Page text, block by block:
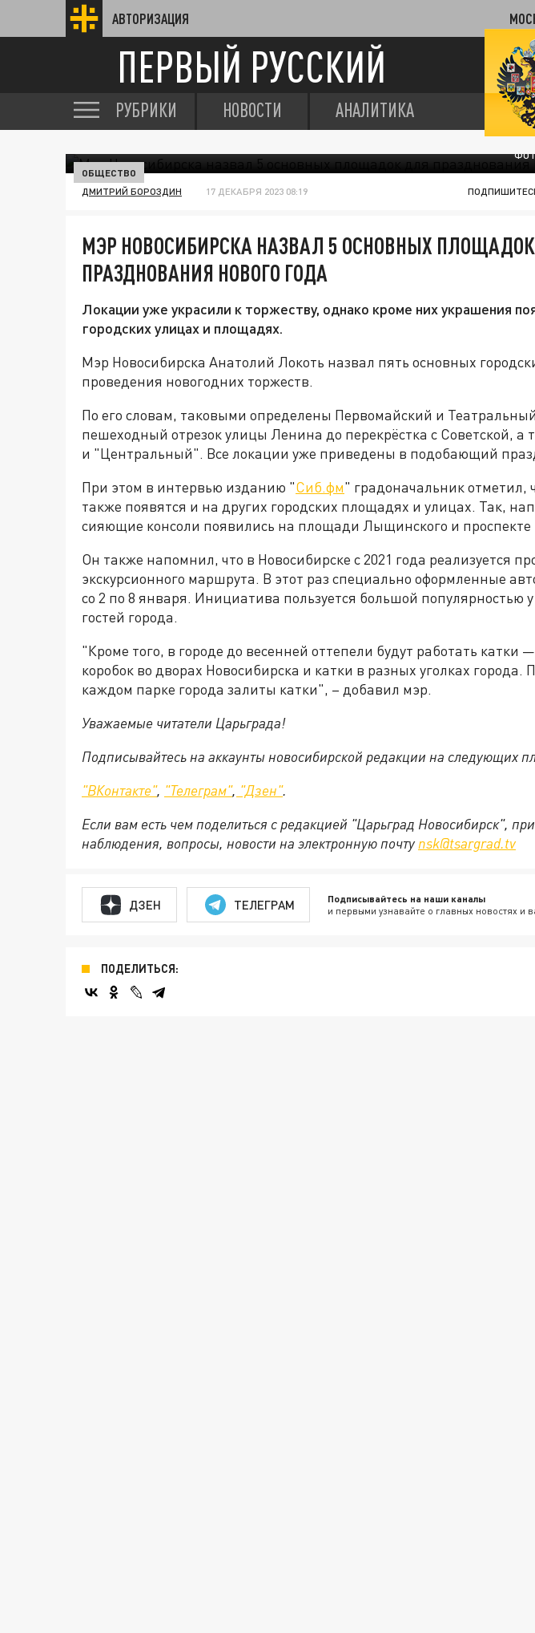
АВТОРИЗАЦИЯ
ПЕРВЫЙ РУССКИЙ
РУБРИКИ НОВОСТИ АНАЛИТИКА
ОБЩЕСТВО
ДМИТРИЙ БОРОЗДИН 17 ДЕКАБРЯ 2023 08:19
МЭР НОВОСИБИРСКА НАЗВАЛ 5 ОСНОВНЫХ
ПРАЗДНОВАНИЯ НОВОГО ГОДА
Локации уже украсили к торжеству, однако кроме них украшения
городских улицах и площадях.
Мэр Новосибирска Анатолий Локоть назвал пять основных
проведения новогодних торжеств.
По его словам, таковыми определены Первомайский и
пешеходный отрезок улицы Ленина до перекрёстка с Советской, а
и "Центральный". Все локации уже приведены в подобающий
При этом в интервью изданию "Сиб.фм" градоначальник отметил,
также появятся и на других городских площадях и улицах. Так,
сияющие консоли появились на площади Лыщинского и проспекте
Он также напомнил, что в Новосибирске с 2021 года реализуется
экскурсионного маршрута. В этот раз специально оформленные
со 2 по 8 января. Инициатива пользуется большой популярностью
гостей города.
"Кроме того, в городе до весенней оттепели будут работать катки
коробок во дворах Новосибирска и катки в разных уголках города.
каждом парке города залиты катки", – добавил мэр.
Уважаемые читатели Царьграда!
Подписывайтесь на аккаунты новосибирской редакции на следующих
"ВКонтакте", "Телеграм", "Дзен".
Если вам есть чем поделиться с редакцией "Царьград Новосибирск",
наблюдения, вопросы, новости на электронную почту nsk@tsargrad.tv
ДЗЕН ТЕЛЕГРАМ Подписывайтесь на наши каналы
и первыми узнавайте о главных новостях и
ПОДЕЛИТЬСЯ: